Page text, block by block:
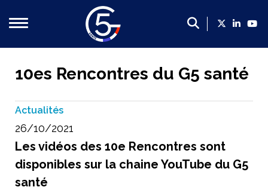
Qui sommes-nous ?
Présentation des dirigeants
Un poids économique majeur
Les membres du G5 santé
Contact
10es Rencontres du G5 santé
Actualités
26/10/2021
Les vidéos des 10e Rencontres sont
disponibles sur la chaine YouTube du G5
santé